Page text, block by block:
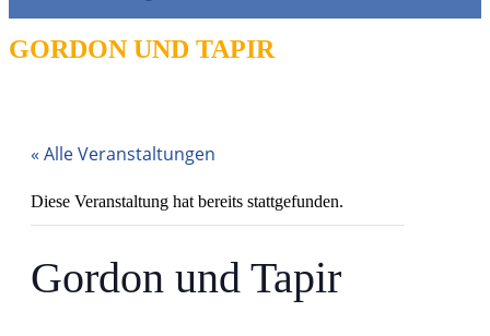
GORDON UND TAPIR
« Alle Veranstaltungen
Diese Veranstaltung hat bereits stattgefunden.
Gordon und Tapir